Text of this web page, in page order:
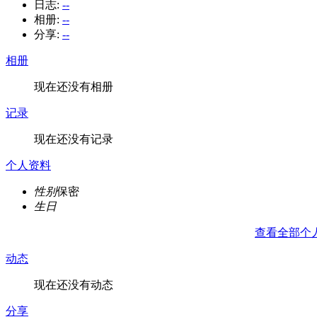
日志: --
相册: --
分享: --
相册
现在还没有相册
记录
现在还没有记录
个人资料
性别保密
生日
查看全部个
动态
现在还没有动态
分享